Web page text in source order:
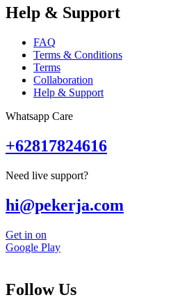
Help & Support
FAQ
Terms & Conditions
Terms
Collaboration
Help & Support
Whatsapp Care
+62817824616
Need live support?
hi@pekerja.com
Get in on
Google Play
Follow Us